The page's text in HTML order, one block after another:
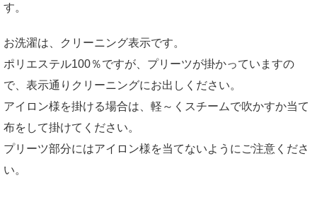
す。
お洗濯は、クリーニング表示です。
ポリエステル100％ですが、プリーツが掛かっていますの
で、表示通りクリーニングにお出しください。
アイロン様を掛ける場合は、軽～くスチームで吹かすか当て
布をして掛けてください。
プリーツ部分にはアイロン様を当てないようにご注意くださ
い。